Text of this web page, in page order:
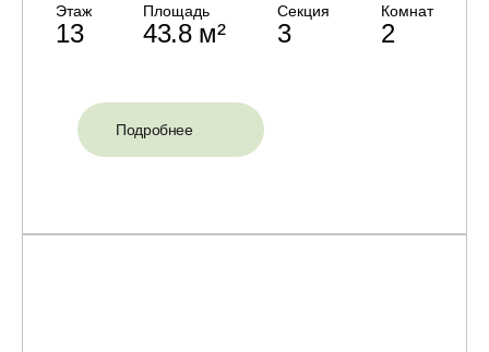
Этаж
13
Площадь
43.8 м²
Секция
3
Комнат
2
Подробнее